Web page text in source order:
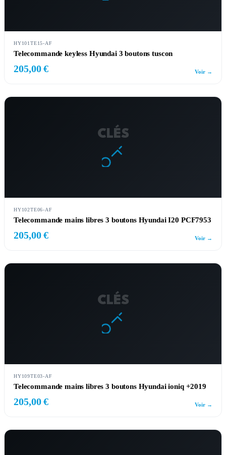
HY101TE15-AF
Telecommande keyless Hyundai 3 boutons tuscon
205,00 € Voir →
CLÉS
HY102TE06-AF
Telecommande mains libres 3 boutons Hyundai I20 PCF7953
205,00 € Voir →
CLÉS
HY109TE03-AF
Telecommande mains libres 3 boutons Hyundai ioniq +2019
205,00 € Voir →